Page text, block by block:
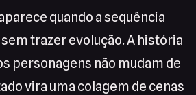
quando a sequência
trazer evolução. A história
personagens não mudam de
vira uma colagem de cenas